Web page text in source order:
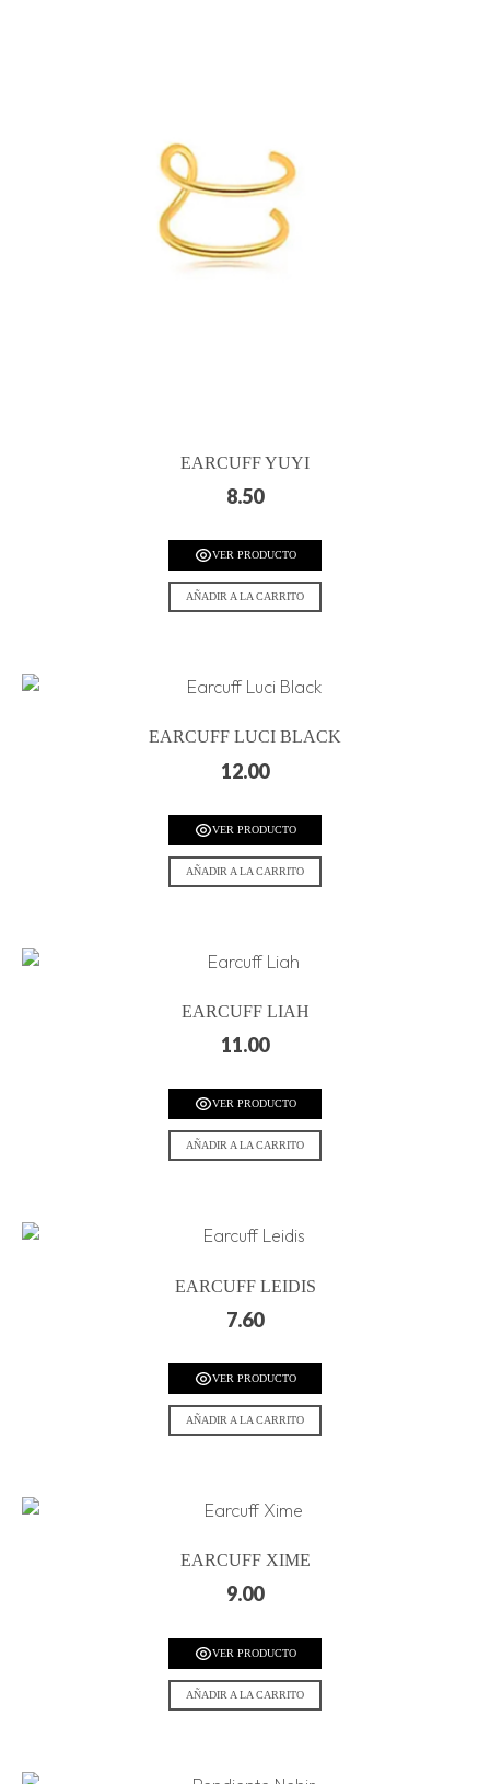
EARCUFF YUYI
8.50
VER PRODUCTO
AÑADIR A LA CARRITO
EARCUFF LUCI BLACK
12.00
VER PRODUCTO
AÑADIR A LA CARRITO
EARCUFF LIAH
11.00
VER PRODUCTO
AÑADIR A LA CARRITO
EARCUFF LEIDIS
7.60
VER PRODUCTO
AÑADIR A LA CARRITO
EARCUFF XIME
9.00
VER PRODUCTO
AÑADIR A LA CARRITO